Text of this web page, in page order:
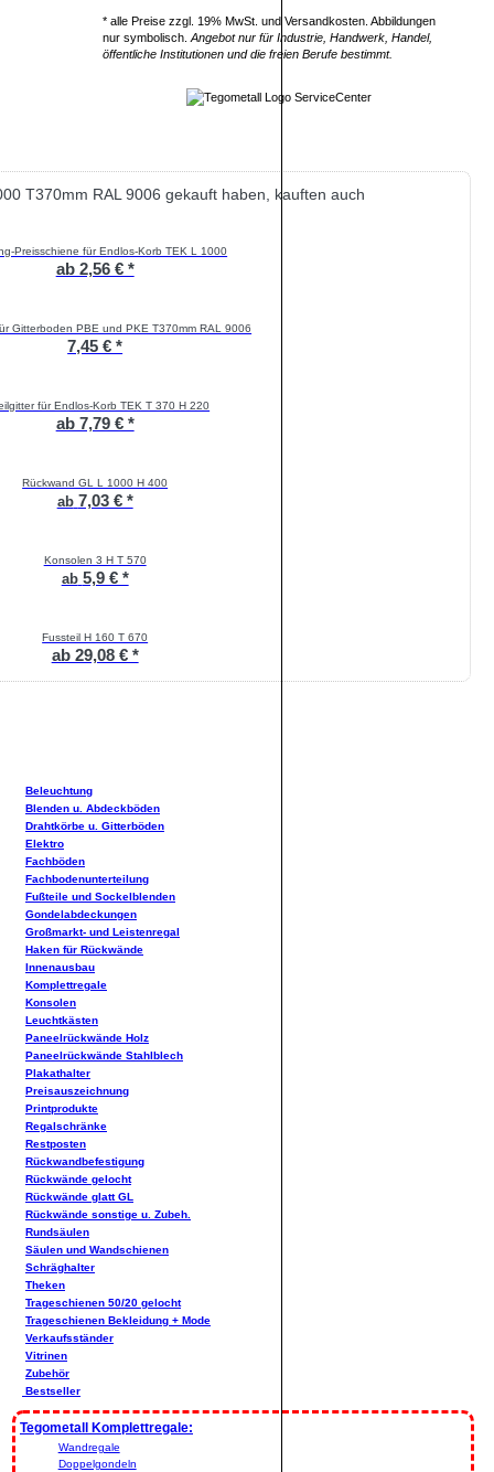
* alle Preise zzgl. 19% MwSt. und Versandkosten. Abbildungen
nur symbolisch. Angebot nur für Industrie, Handwerk, Handel,
öffentliche Institutionen und die freien Berufe bestimmt.
T370mm RAL 9006 gekauft haben, kauften auch
Preisschiene für Endlos-Korb TEK L 1000
ab 2,56 € *
Gitterboden PBE und PKE T370mm RAL 9006
7,45 € *
für Endlos-Korb TEK T 370 H 220
ab 7,79 € *
Rückwand GL L 1000 H 400
ab 7,03 € *
Konsolen 3 H T 570
ab 5,9 € *
Fussteil H 160 T 670
ab 29,08 € *
Beleuchtung
Blenden u. Abdeckböden
Drahtkörbe u. Gitterböden
Elektro
Fachböden
Fachbodenunterteilung
Fußteile und Sockelblenden
Gondelabdeckungen
Großmarkt- und Leistenregal
Haken für Rückwände
Innenausbau
Komplettregale
Konsolen
Leuchtkästen
Paneelrückwände Holz
Paneelrückwände Stahlblech
Plakathalter
Preisauszeichnung
Printprodukte
Regalschränke
Restposten
Rückwandbefestigung
Rückwände gelocht
Rückwände glatt GL
Rückwände sonstige u. Zubeh.
Rundsäulen
Säulen und Wandschienen
Schräghalter
Theken
Trageschienen 50/20 gelocht
Trageschienen Bekleidung + Mode
Verkaufsständer
Vitrinen
Zubehör
Bestseller
Tegometall Komplettregale:
Wandregale
Doppelgondeln